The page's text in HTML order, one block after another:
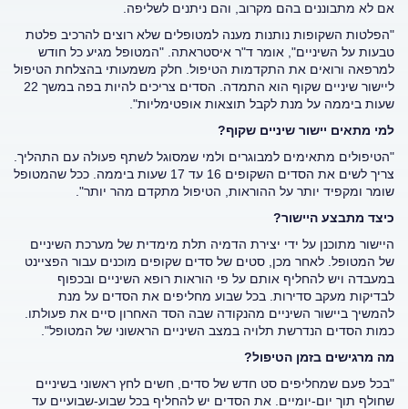
אם לא מתבוננים בהם מקרוב, והם ניתנים לשליפה.
"הפלטות השקופות נותנות מענה למטופלים שלא רוצים להרכיב פלטת
טבעות על השיניים", אומר ד"ר איסטראתה. "המטופל מגיע כל חודש
למרפאה ורואים את התקדמות הטיפול. חלק משמעותי בהצלחת הטיפול
ליישור שיניים שקוף הוא התמדה. הסדים צריכים להיות בפה במשך 22
שעות ביממה על מנת לקבל תוצאות אופטימליות".
למי מתאים יישור שיניים שקוף?
"הטיפולים מתאימים למבוגרים ולמי שמסוגל לשתף פעולה עם התהליך.
צריך לשים את הסדים השקופים 16 עד 17 שעות ביממה. ככל שהמטופל
שומר ומקפיד יותר על ההוראות, הטיפול מתקדם מהר יותר".
כיצד מתבצע היישור?
היישור מתוכנן על ידי יצירת הדמיה תלת מימדית של מערכת השיניים
של המטופל. לאחר מכן, סטים של סדים שקופים מוכנים עבור הפציינט
במעבדה ויש להחליף אותם על פי הוראות רופא השיניים ובכפוף
לבדיקות מעקב סדירות. בכל שבוע מחליפים את הסדים על מנת
להמשיך ביישור השיניים מהנקודה שבה הסד האחרון סיים את פעולתו.
כמות הסדים הנדרשת תלויה במצב השיניים הראשוני של המטופל".
מה מרגישים בזמן הטיפול?
"בכל פעם שמחליפים סט חדש של סדים, חשים לחץ ראשוני בשיניים
שחולף תוך יום-יומיים. את הסדים יש להחליף בכל שבוע-שבועיים עד